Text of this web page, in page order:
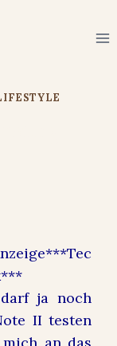
ja noch
II testen
an das